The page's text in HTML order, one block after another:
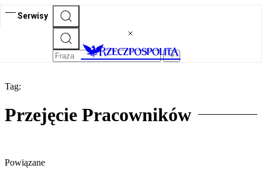
Serwisy
Tag:
Przejęcie Pracowników
Powiązane